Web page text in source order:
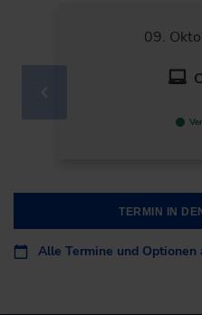
09.
TERMIN IN
Alle Termine und Optionen